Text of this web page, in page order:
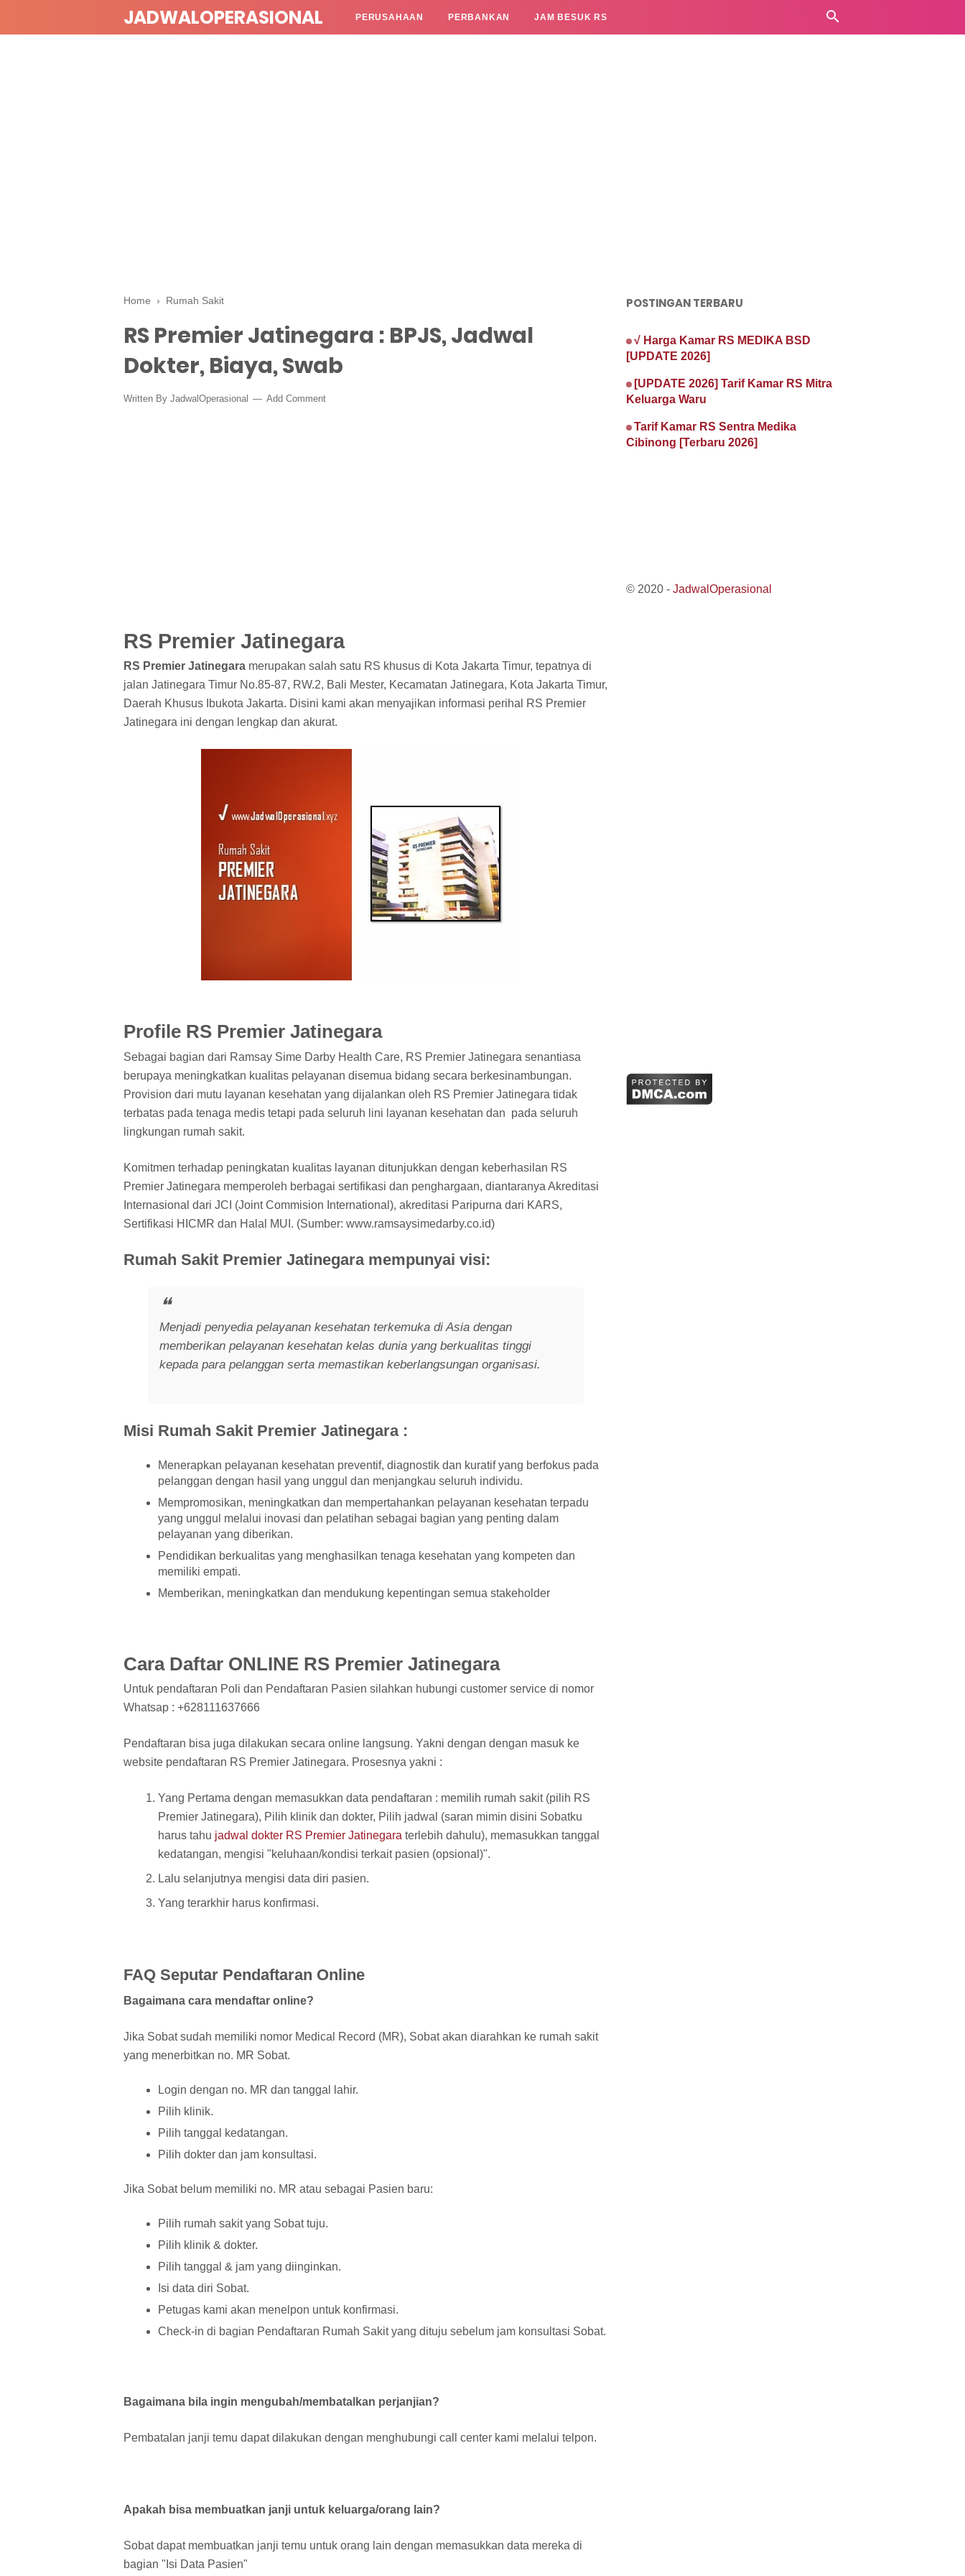
JADWALOPERASIONAL PERUSAHAAN PERBANKAN JAM BESUK RS
Home › Rumah Sakit
RS Premier Jatinegara : BPJS, Jadwal
Dokter, Biaya, Swab
Written By JadwalOperasional Add Comment
RS Premier Jatinegara
RS Premier Jatinegara merupakan salah satu RS khusus di Kota Jakarta Timur, tepatnya di
jalan Jatinegara Timur No.85-87, RW.2, Bali Mester, Kecamatan Jatinegara, Kota Jakarta Timur,
Daerah Khusus Ibukota Jakarta. Disini kami akan menyajikan informasi perihal RS Premier
Jatinegara ini dengan lengkap dan akurat.
Profile RS Premier Jatinegara
Sebagai bagian dari Ramsay Sime Darby Health Care, RS Premier Jatinegara senantiasa
berupaya meningkatkan kualitas pelayanan disemua bidang secara berkesinambungan.
Provision dari mutu layanan kesehatan yang dijalankan oleh RS Premier Jatinegara tidak
terbatas pada tenaga medis tetapi pada seluruh lini layanan kesehatan dan pada seluruh
lingkungan rumah sakit.
Komitmen terhadap peningkatan kualitas layanan ditunjukkan dengan keberhasilan RS
Premier Jatinegara memperoleh berbagai sertifikasi dan penghargaan, diantaranya Akreditasi
Internasional dari JCI (Joint Commision International), akreditasi Paripurna dari KARS,
Sertifikasi HICMR dan Halal MUI. (Sumber: www.ramsaysimedarby.co.id)
Rumah Sakit Premier Jatinegara mempunyai visi:
Menjadi penyedia pelayanan kesehatan terkemuka di Asia dengan
memberikan pelayanan kesehatan kelas dunia yang berkualitas tinggi
kepada para pelanggan serta memastikan keberlangsungan organisasi.
Misi Rumah Sakit Premier Jatinegara :
Menerapkan pelayanan kesehatan preventif, diagnostik dan kuratif yang berfokus pada
pelanggan dengan hasil yang unggul dan menjangkau seluruh individu.
Mempromosikan, meningkatkan dan mempertahankan pelayanan kesehatan terpadu
yang unggul melalui inovasi dan pelatihan sebagai bagian yang penting dalam
pelayanan yang diberikan.
Pendidikan berkualitas yang menghasilkan tenaga kesehatan yang kompeten dan
memiliki empati.
Memberikan, meningkatkan dan mendukung kepentingan semua stakeholder
Cara Daftar ONLINE RS Premier Jatinegara
Untuk pendaftaran Poli dan Pendaftaran Pasien silahkan hubungi customer service di nomor
Whatsap : +628111637666
Pendaftaran bisa juga dilakukan secara online langsung. Yakni dengan dengan masuk ke
website pendaftaran RS Premier Jatinegara. Prosesnya yakni :
Yang Pertama dengan memasukkan data pendaftaran : memilih rumah sakit (pilih RS
Premier Jatinegara), Pilih klinik dan dokter, Pilih jadwal (saran mimin disini Sobatku
harus tahu jadwal dokter RS Premier Jatinegara terlebih dahulu), memasukkan tanggal
kedatangan, mengisi "keluhaan/kondisi terkait pasien (opsional)".
Lalu selanjutnya mengisi data diri pasien.
Yang terarkhir harus konfirmasi.
FAQ Seputar Pendaftaran Online
Bagaimana cara mendaftar online?
Jika Sobat sudah memiliki nomor Medical Record (MR), Sobat akan diarahkan ke rumah sakit
yang menerbitkan no. MR Sobat.
Login dengan no. MR dan tanggal lahir.
Pilih klinik.
Pilih tanggal kedatangan.
Pilih dokter dan jam konsultasi.
Jika Sobat belum memiliki no. MR atau sebagai Pasien baru:
Pilih rumah sakit yang Sobat tuju.
Pilih klinik & dokter.
Pilih tanggal & jam yang diinginkan.
Isi data diri Sobat.
Petugas kami akan menelpon untuk konfirmasi.
Check-in di bagian Pendaftaran Rumah Sakit yang dituju sebelum jam konsultasi Sobat.
Bagaimana bila ingin mengubah/membatalkan perjanjian?
Pembatalan janji temu dapat dilakukan dengan menghubungi call center kami melalui telpon.
Apakah bisa membuatkan janji untuk keluarga/orang lain?
Sobat dapat membuatkan janji temu untuk orang lain dengan memasukkan data mereka di
bagian "Isi Data Pasien"
POSTINGAN TERBARU
√ Harga Kamar RS MEDIKA BSD
[UPDATE 2026]
[UPDATE 2026] Tarif Kamar RS Mitra
Keluarga Waru
Tarif Kamar RS Sentra Medika
Cibinong [Terbaru 2026]
© 2020 - JadwalOperasional